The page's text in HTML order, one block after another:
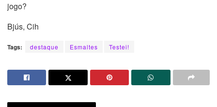
jogo?
Bjús, Cih
Tags: destaque Esmaltes Testei!